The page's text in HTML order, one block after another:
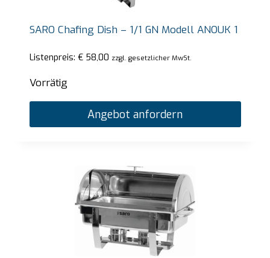
SARO Chafing Dish – 1/1 GN Modell ANOUK 1
Listenpreis: €58,00 zzgl. gesetzlicher MwSt.
Vorrätig
Angebot anfordern